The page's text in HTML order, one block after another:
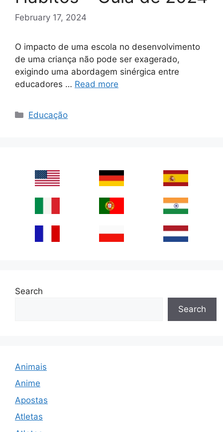
February 17, 2024
O impacto de uma escola no desenvolvimento
de uma criança não pode ser exagerado,
exigindo uma abordagem sinérgica entre
educadores … Read more
Categories
Educação
Search
Search
Animais
Anime
Apostas
Atletas